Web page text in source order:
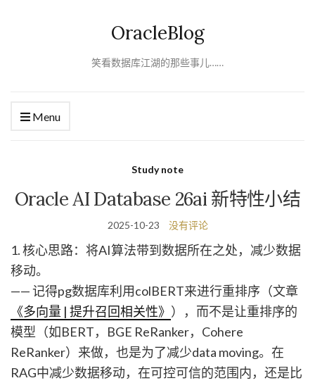
OracleBlog
笑看数据库江湖的那些事儿……
Menu
Study note
Oracle AI Database 26ai 新特性小结
2025-10-23 没有评论
1. 核心思路：将AI算法带到数据所在之处，减少数据
移动。
—— 记得pg数据库利用colBERT来进行重排序（文章
《多向量 | 提升召回相关性》 ），而不是让重排序的
模型（如BERT，BGE ReRanker，Cohere
ReRanker）来做，也是为了减少data moving。在
RAG中减少数据移动，在可控可信的范围内，还是比